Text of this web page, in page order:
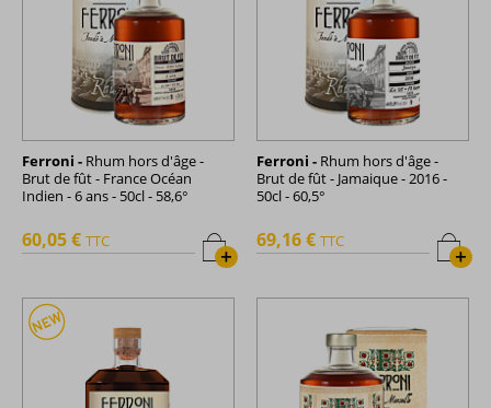
Ferroni - Rhum hors d'âge -
Brut de fût - France Océan
Indien - 6 ans - 50cl - 58,6°
+
60,05 € TTC
Ferroni - Rhum hors d'âge -
Brut de fût - Jamaique - 2016 -
50cl - 60,5°
+
69,16 € TTC